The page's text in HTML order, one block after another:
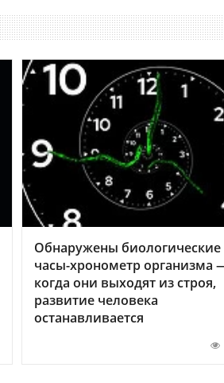
Обнаружены биологические
часы-хронометр организма
когда они выходят из строя,
развитие человека
останавливается